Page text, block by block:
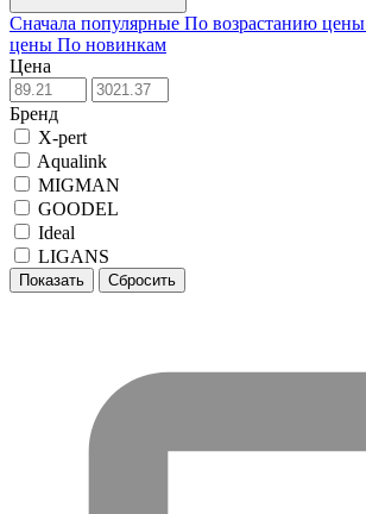
Сначала популярные По возрастанию цены
цены По новинкам
Цена
Бренд
X-pert
Aqualink
MIGMAN
GOODEL
Ideal
LIGANS